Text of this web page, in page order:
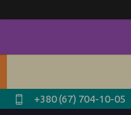
+380 (67) 704-10-05